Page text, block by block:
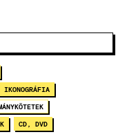
IKONOGRÁFIA
CD, DVD